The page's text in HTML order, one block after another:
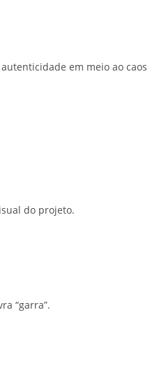
em meio ao caos
do projeto.
“garra”.